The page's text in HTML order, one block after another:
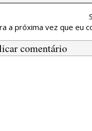
a próxima vez que eu